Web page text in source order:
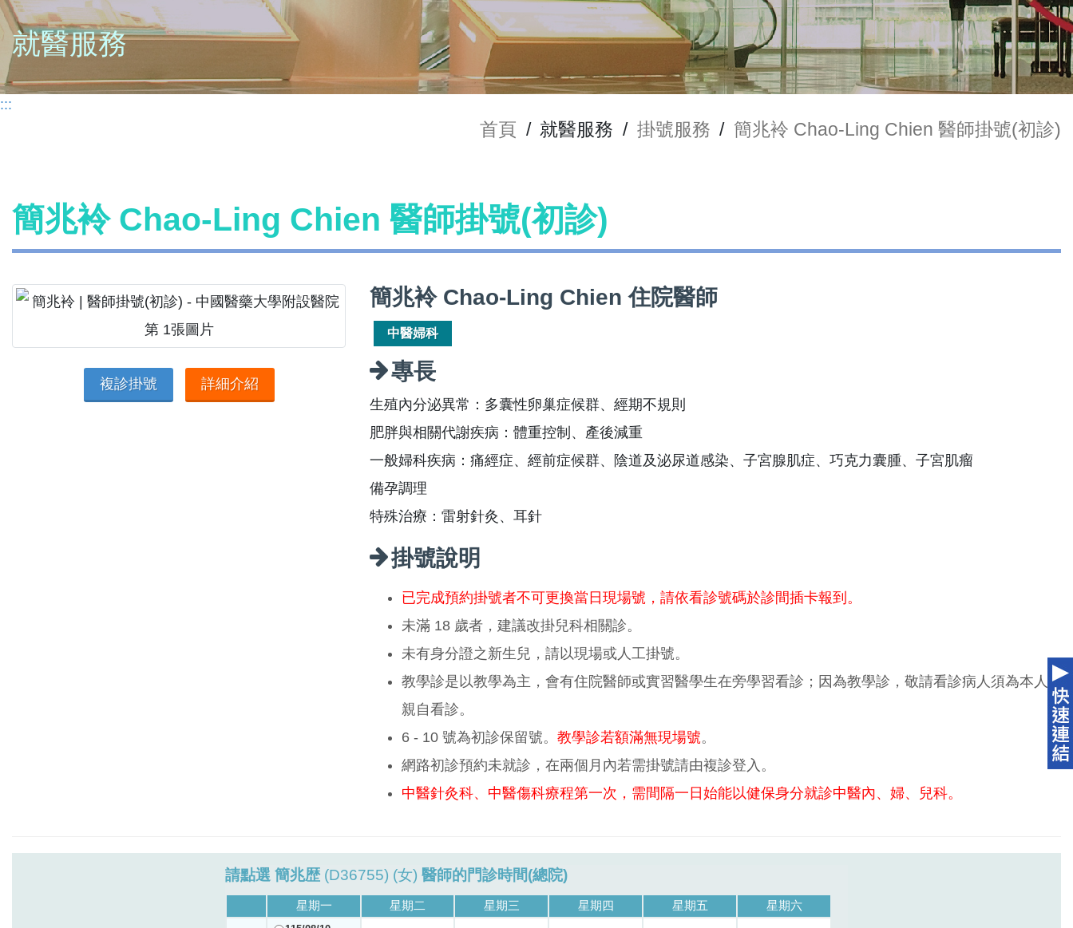
就醫服務
:::
首頁 / 就醫服務 / 掛號服務 / 簡兆袊 Chao-Ling Chien 醫師掛號(初診)
簡兆袊 Chao-Ling Chien 醫師掛號(初診)
複診掛號 詳細介紹
簡兆袊 Chao-Ling Chien 住院醫師
中醫婦科
專長
生殖內分泌異常：多囊性卵巢症候群、經期不規則
肥胖與相關代謝疾病：體重控制、產後減重
一般婦科疾病：痛經症、經前症候群、陰道及泌尿道感染、子宮腺肌症、巧克力囊腫、子宮肌瘤
備孕調理
特殊治療：雷射針灸、耳針
掛號說明
已完成預約掛號者不可更換當日現場號，請依看診號碼於診間插卡報到。
未滿 18 歲者，建議改掛兒科相關診。
未有身分證之新生兒，請以現場或人工掛號。
教學診是以教學為主，會有住院醫師或實習醫學生在旁學習看診；因為教學診，敬請看診病人須為本人
親自看診。
6 - 10 號為初診保留號。 教學診若額滿無現場號。
網路初診預約未就診，在兩個月內若需掛號請由複診登入。
中醫針灸科、中醫傷科療程第一次，需間隔一日始能以健保身分就診中醫內、婦、兒科。